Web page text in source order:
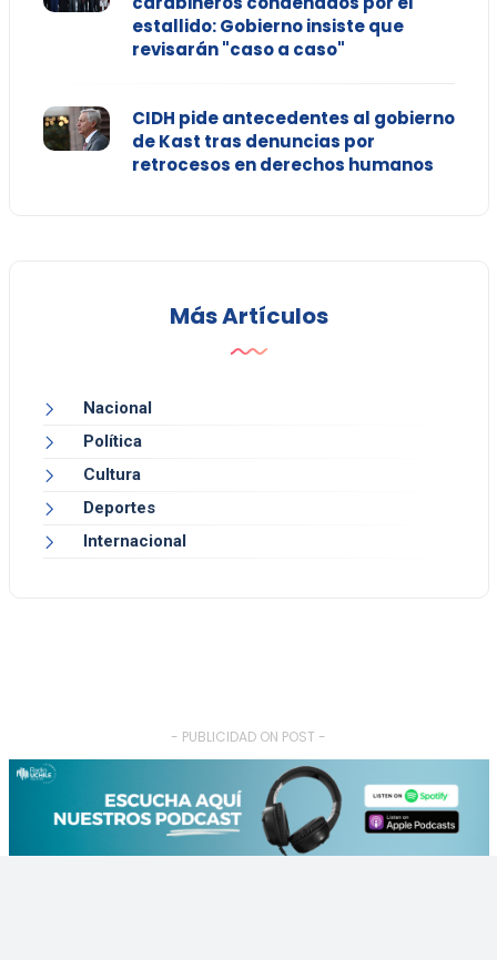
estallido: Gobierno insiste que
revisarán "caso a caso"
CIDH pide antecedentes al gobierno
de Kast tras denuncias por
retrocesos en derechos humanos
Más Artículos
Nacional
Política
Cultura
Deportes
Internacional
- PUBLICIDAD ON POST -